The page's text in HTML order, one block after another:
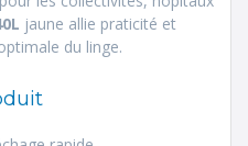
jaune allie praticité et
du linge.